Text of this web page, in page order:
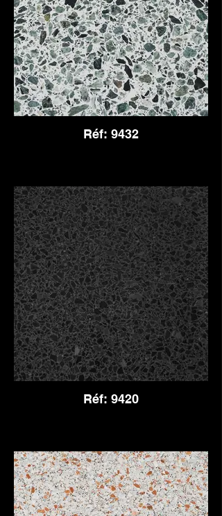
Réf: 9432
Réf: 9420